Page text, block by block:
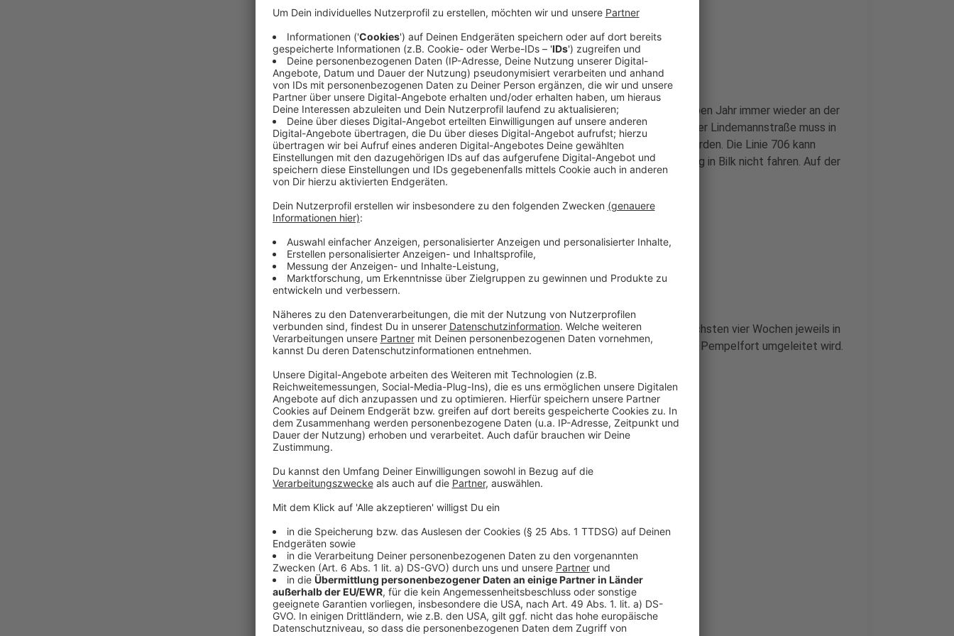
Arbeiten an der Dorotheenstraße in Flingern
Anzeige
Auf der Dorotheenstraße inFlingernwird bereits seit einem knappen Jahr immer wieder an der
Oberleitung gearbeitet. Heute geht es weiter. Die Kreuzung mit der Lindemannstraße muss in
den kommenden vier Nächten zwischen 21 und 4 Uhr gesperrt werden. Die Linie 706 kann
deshalb zwischen dem Brehmplatz in Düsseltal und dem Steinberg in Bilk nicht fahren. Auf der
Strecke sind Ersatzbusse unterwegs.
Anzeige
Umleitungen auf der Linie 707
Anzeige
Oberleitungsarbeiten gibt es auch auf der Linie 707, die in den nächsten vier Wochen jeweils in
den Nächten von Montag bis Freitag zwischenFriedrichstadt und Pempelfort umgeleitet wird.
Anzeige
Weitere Infos und Links zum Thema:
Rheinbahn-Meldung zur 707
Kö-Bogen-Tunnel in dieser Woche gesperrt
Anzeige